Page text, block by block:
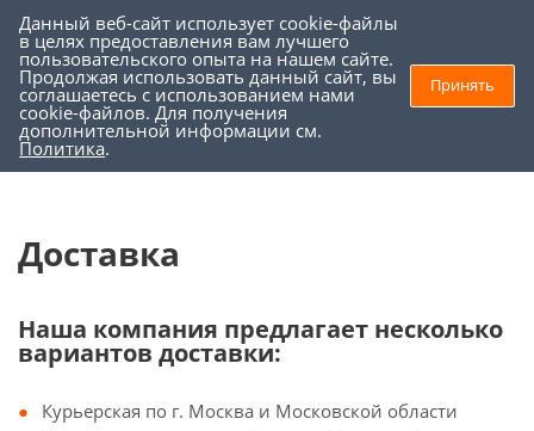
Торговое оборудование
Доставка и Оплата
Доставка
Наша компания предлагает несколько
вариантов доставки:
Курьерская по г. Москва и Московской области
Данный веб-сайт использует cookie-файлы
в целях предоставления вам лучшего
пользовательского опыта на нашем сайте.
Продолжая использовать данный сайт, вы
соглашаетесь с использованием нами
cookie-файлов. Для получения
дополнительной информации см.
Политика.
Принять